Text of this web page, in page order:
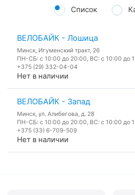
Список
ВЕЛОБАЙК - Лошица
Минск, Игуменский тракт, 26
ПН-СБ: с 10:00 до 20:00, ВС: с 10:00 до
+375 (29) 332-04-04
Нет в наличии
ВЕЛОБАЙК - Запад
Минск, ул. Алибегова, д. 28
ПН-СБ: с 10:00 до 20:00, ВС: с 10:00 до
+375 (33) 6-709-509
Нет в наличии